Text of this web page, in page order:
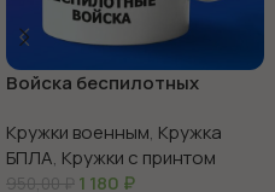
Войска беспилотных
Кружки военным, Кружка
БПЛА, Кружки с принтом
950,00₽ 1 180 ₽